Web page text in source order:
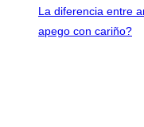
La diferencia entre
apego con cariño?